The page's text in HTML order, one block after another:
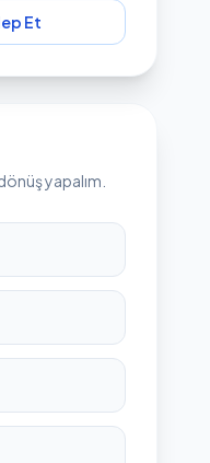
Et
yapalım.